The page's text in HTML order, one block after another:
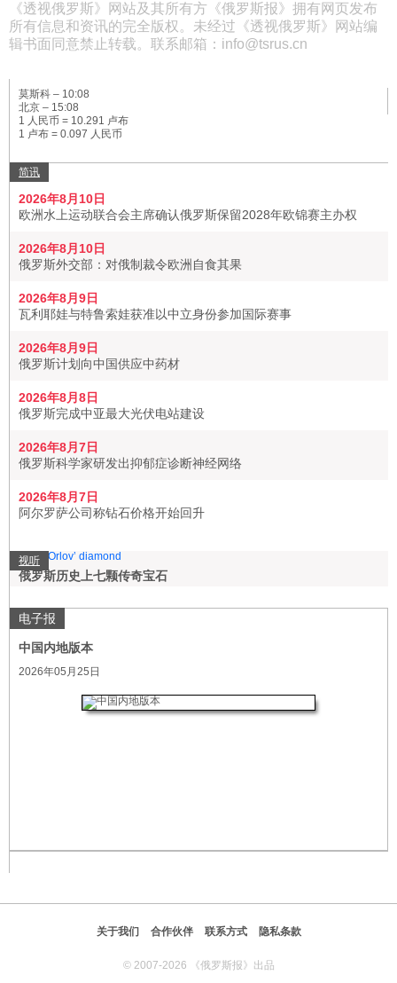
《透视俄罗斯》网站及其所有方《俄罗斯报》拥有网页发布
所有信息和资讯的完全版权。未经过《透视俄罗斯》网站编
辑书面同意禁止转载。联系邮箱：info@tsrus.cn
莫斯科 – 10:08
北京 – 15:08
1 人民币 = 10.291 卢布
1 卢布 = 0.097 人民币
简讯
2026年8月10日
欧洲水上运动联合会主席确认俄罗斯保留2028年欧锦赛主办权
2026年8月10日
俄罗斯外交部：对俄制裁令欧洲自食其果
2026年8月9日
瓦利耶娃与特鲁索娃获准以中立身份参加国际赛事
2026年8月9日
俄罗斯计划向中国供应中药材
2026年8月8日
俄罗斯完成中亚最大光伏电站建设
2026年8月7日
俄罗斯科学家研发出抑郁症诊断神经网络
2026年8月7日
阿尔罗萨公司称钻石价格开始回升
视听
俄罗斯历史上七颗传奇宝石
电子报
中国内地版本
2026年05月25日
关于我们 合作伙伴 联系方式 隐私条款
© 2007-2026 《俄罗斯报》出品